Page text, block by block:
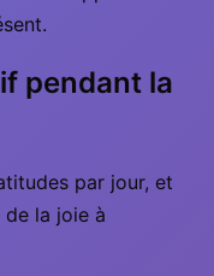
pendant la
par jour, et
la joie à